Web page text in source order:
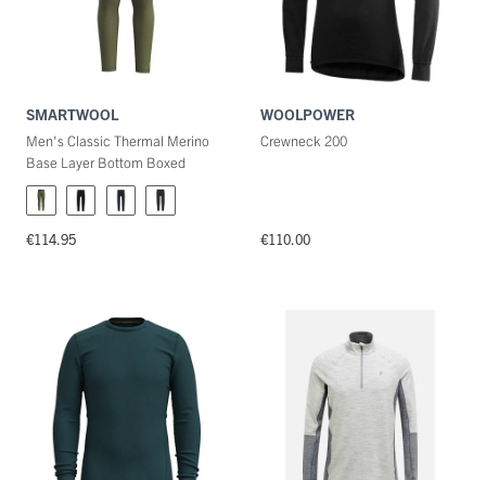
SMARTWOOL
Men's Classic Thermal Merino
Base Layer Bottom Boxed
€114.95
WOOLPOWER
Crewneck 200
€110.00